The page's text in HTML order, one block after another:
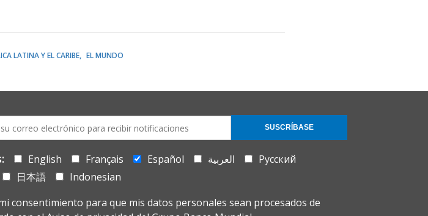
LATINA Y EL CARIBE EL MUNDO
English Français Español العربية
Русский
日本語
Indonesian
consentimiento para que mis datos personales sean procesados de
SUSCRÍBASE